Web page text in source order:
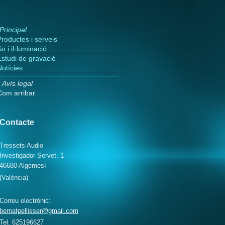
i serveis
i il·luminació
de gravació
Avís legal
arribar
Audio
Servet, 1
Algemesí
electrònic:
625196627